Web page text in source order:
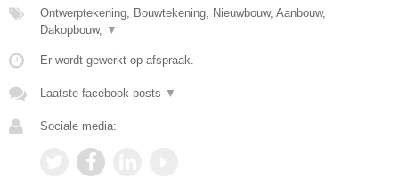
Ontwerptekening, Bouwtekening, Nieuwbouw, Aanbouw,
Dakopbouw, ▼
Er wordt gewerkt op afspraak.
Laatste facebook posts ▼
Sociale media: